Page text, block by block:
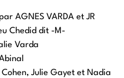
AGNES VARDA et JR
Chedid dit -M-
Varda
Julie Gayet et Nadia